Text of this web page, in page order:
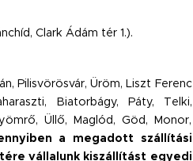
Clark Ádám tér 1.).
Pilisvörösvár, Üröm, Liszt Ferenc
Biatorbágy, Páty, Telki,
Üllő, Maglód, Göd, Monor,
a megadott szállítási
vállalunk kiszállítást egyedi